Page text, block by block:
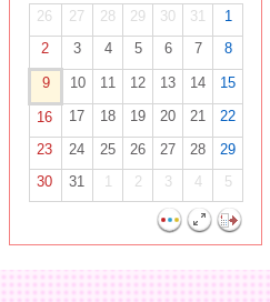
26
27 28 29 30 31
1
2
3 4 5 6 7 8
9 10 11 12 13 14 15
16 17 18 19 20 21
22
23
24 25 26 27 28
29
30
31 1 2 3 4 5